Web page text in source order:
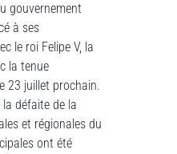
gouvernement
à ses
le roi Felipe V, la
la tenue
23 juillet prochain.
défaite de la
et régionales du
ont été